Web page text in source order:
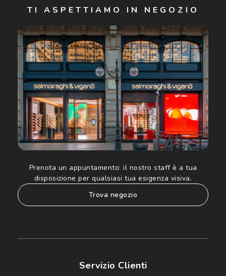
Cliccando su "Iscriviti", confermo di avere più di 16 anni e
acconsento all'utilizzo dei miei Dati Personali da parte di
Luxottica Group S.p.A. per l'invio di offerte speciali, novità
ed altre comunicazioni di carattere pubblicitario (consultare
Informativa sulla privacyper ulteriori informazioni).
TI ASPETTIAMO IN NEGOZIO
Prenota un appuntamento: il nostro staff è a tua
disposizione per qualsiasi tua esigenza visiva.
trova negozio
Servizio Clienti